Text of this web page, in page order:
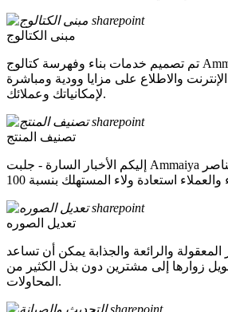
مبنى الكتالوج
تم تصميم خدمات بناء وفهرسة كتالوج Ammaiya بهدف وحيد هو
والاطلاع على مزايا وودية ومباشرة
لإمكانياتك وعملائك.
تصنيف المنتج
إليكم الأخبار السارة - جلبت Ammaiya أفضل مزايا تصنيف العناصر
تعديل الصوره
والرائعة والجذابة يمكن أن تساعد
زوارها إلى مشترين دون بذل الكثير من
المحاولات.